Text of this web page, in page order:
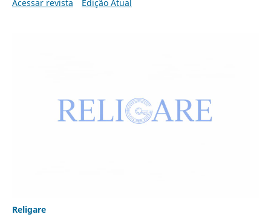
Acessar revista
Edição Atual
Religare